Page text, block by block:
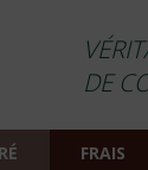
DE
FRAIS